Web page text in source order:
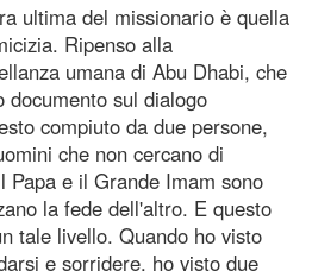
ultima del missionario è quella
Ripenso alla
umana di Abu Dhabi, che
documento sul dialogo
compiuto da due persone,
che non cercano di
Papa e il Grande Imam sono
la fede dell'altro. E questo
tale livello. Quando ho visto
e sorridere, ho visto due